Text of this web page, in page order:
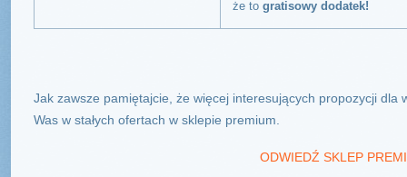
że to gratisowy dodatek!
Jak zawsze pamiętajcie, że więcej interesujących propozycji dla
Was w stałych ofertach w sklepie premium.
ODWIEDŹ SKLEP